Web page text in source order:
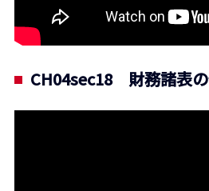
CH04sec18 財務諸表